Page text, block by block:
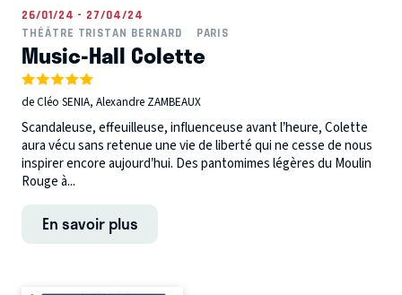
26/01/24 - 27/04/24
THÉÂTRE TRISTAN BERNARD
PARIS
Music-Hall Colette
de Cléo SENIA, Alexandre ZAMBEAUX
Scandaleuse, effeuilleuse, influenceuse avant l’heure, Colette
aura vécu sans retenue une vie de liberté qui ne cesse de nous
inspirer encore aujourd’hui. Des pantomimes légères du Moulin
Rouge à...
En savoir plus